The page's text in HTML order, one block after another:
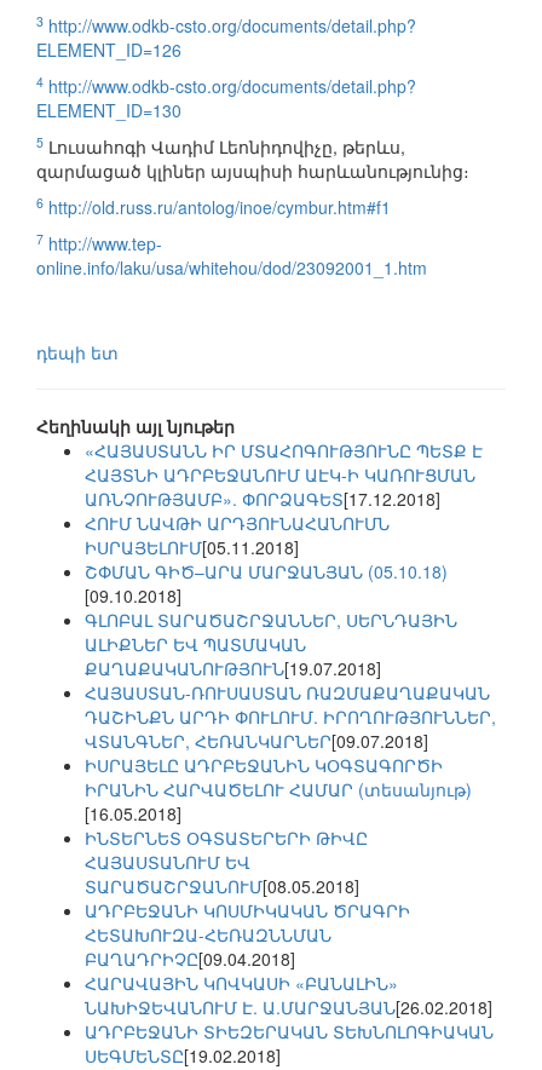
3 http://www.odkb-csto.org/documents/detail.php?
ELEMENT_ID=126
4 http://www.odkb-csto.org/documents/detail.php?
ELEMENT_ID=130
5 Լուսահոգի Վադիմ Լեոնիդովիչը, թերևս,
զարմացած կլիներ այսպիսի հարևանությունից։
6 http://old.russ.ru/antolog/inoe/cymbur.htm#f1
7 http://www.tep-
online.info/laku/usa/whitehou/dod/23092001_1.htm
դեպի ետ
Հեղինակի այլ նյութեր
«ՀԱՅԱՍՏԱՆՆ ԻՐ ՄՏԱՀՈԳՈՒԹՅՈՒՆԸ ՊԵՏՔ Է
ՀԱՅՏՆԻ ԱԴՐԲԵՋԱՆՈՒՄ ԱԷԿ-Ի ԿԱՌՈՒՑՄԱՆ
ԱՌՆՉՈՒԹՅԱՄԲ». ՓՈՐՁԱԳԵՏ[17.12.2018]
ՀՈՒՄ ՆԱՎԹԻ ԱՐԴՅՈՒՆԱՀԱՆՈՒՄՆ
ԻՍՐԱՅԵԼՈՒՄ[05.11.2018]
ՇՓՄԱՆ ԳԻԾ–ԱՐԱ ՄԱՐՋԱՆՅԱՆ (05.10.18)
[09.10.2018]
ԳԼՈԲԱԼ ՏԱՐԱԾԱՇՐՋԱՆՆԵՐ, ՍԵՐՆԴԱՅԻՆ
ԱԼԻՔՆԵՐ ԵՎ ՊԱՏՄԱԿԱՆ
ՔԱՂԱՔԱԿԱՆՈՒԹՅՈՒՆ[19.07.2018]
ՀԱՅԱՍՏԱՆ-ՌՈՒՍԱՍՏԱՆ ՌԱԶՄԱՔԱՂԱՔԱԿԱՆ
ԴԱՇԻՆՔՆ ԱՐԴԻ ՓՈՒԼՈՒՄ. ԻՐՈՂՈՒԹՅՈՒՆՆԵՐ,
ՎՏԱՆԳՆԵՐ, ՀԵՌԱՆԿԱՐՆԵՐ[09.07.2018]
ԻՍՐԱՅԵԼԸ ԱԴՐԲԵՋԱՆԻՆ ԿՕԳՏԱԳՈՐԾԻ
ԻՐԱՆԻՆ ՀԱՐՎԱԾԵԼՈՒ ՀԱՄԱՐ (տեսանյութ)
[16.05.2018]
ԻՆՏԵՐՆԵՏ ՕԳՏԱՏԵՐԵՐԻ ԹԻՎԸ
ՀԱՅԱՍՏԱՆՈՒՄ ԵՎ
ՏԱՐԱԾԱՇՐՋԱՆՈՒՄ[08.05.2018]
ԱԴՐԲԵՋԱՆԻ ԿՈՍՄԻԿԱԿԱՆ ԾՐԱԳՐԻ
ՀԵՏԱԽՈՒԶԱ-ՀԵՌԱԶՆՆՄԱՆ
ԲԱՂԱԴՐԻՉԸ[09.04.2018]
ՀԱՐԱՎԱՅԻՆ ԿՈՎԿԱՍԻ «ԲԱՆԱԼԻՆ»
ՆԱԽԻՋԵՎԱՆՈՒՄ Է. Ա.ՄԱՐՋԱՆՅԱՆ[26.02.2018]
ԱԴՐԲԵՋԱՆԻ ՏԻԵԶԵՐԱԿԱՆ ՏԵԽՆՈԼՈԳԻԱԿԱՆ
ՍԵԳՄԵՆՏԸ[19.02.2018]